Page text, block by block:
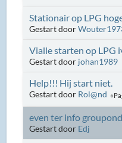
Stationair op LPG
Gestart door
Vialle starten op LPG
Gestart door johan1989
Help!!! Hij start niet.
Gestart door Rol@nd
even ter info
Gestart door Edj